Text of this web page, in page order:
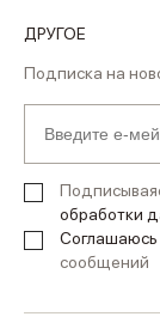
ДРУГОЕ
Подписка на
обработки
Соглашаюсь
сообщений